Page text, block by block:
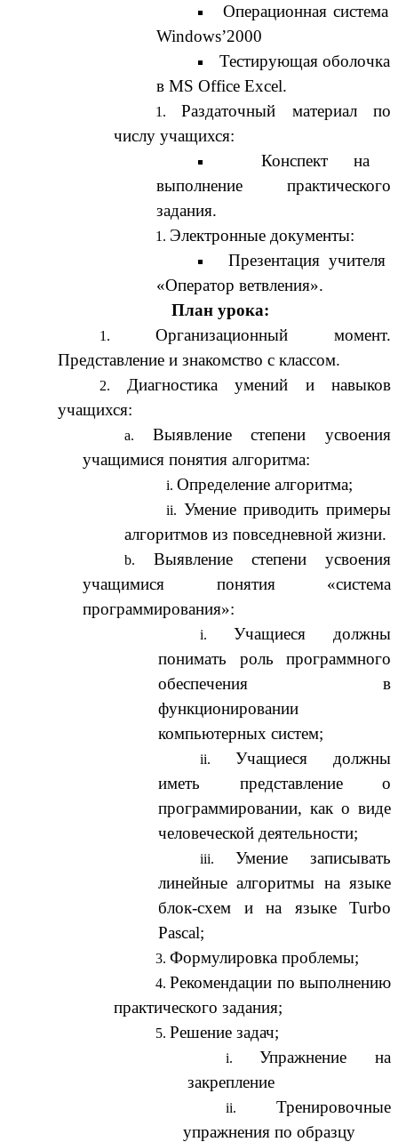
Операционная система
Windows’2000
Тестирующая оболочка
в MS Office Excel.
Раздаточный материал по
числу учащихся:
Конспект на
выполнение практического
задания.
Электронные документы:
Презентация учителя
«Оператор ветвления».
План урока:
Организационный момент.
Представление и знакомство с классом.
Диагностика умений и навыков
учащихся:
Выявление степени усвоения
учащимися понятия алгоритма:
Определение алгоритма;
Умение приводить примеры
алгоритмов из повседневной жизни.
Выявление степени усвоения
учащимися понятия «система
программирования»:
Учащиеся должны
понимать роль программного
обеспечения в
функционировании
компьютерных систем;
Учащиеся должны
иметь представление о
программировании, как о виде
человеческой деятельности;
Умение записывать
линейные алгоритмы на языке
блок-схем и на языке Turbo
Pascal;
Формулировка проблемы;
Рекомендации по выполнению
практического задания;
Решение задач;
Упражнение на
закрепление
Тренировочные
упражнения по образцу